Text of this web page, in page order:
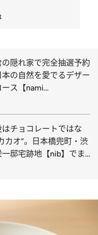
の隠れ家で完全抽選予約
本の自然を愛でるデザー
ース【nami
はチョコレートではな
カオ”。日本橋兜町・渋
一邸宅跡地【nib】でま